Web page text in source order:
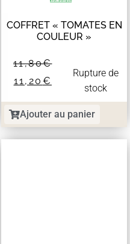
COFFRET « TOMATES EN
COULEUR »
11,80€
11,20 €
Rupture de
stock
Ajouter au panier